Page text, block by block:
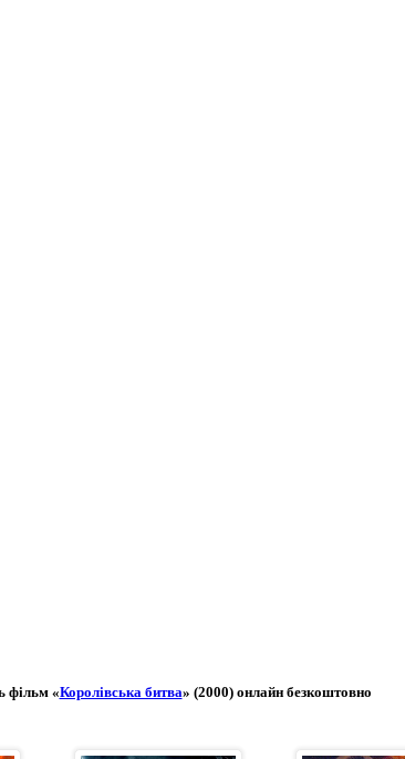
фільм «Королівська битва» (2000) онлайн безкоштовно